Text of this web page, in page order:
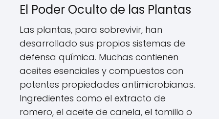
El Poder Oculto de las Plantas
Las plantas, para sobrevivir, han
desarrollado sus propios sistemas de
defensa química. Muchas contienen
aceites esenciales y compuestos con
potentes propiedades antimicrobianas.
Ingredientes como el extracto de
romero, el aceite de canela, el tomillo o